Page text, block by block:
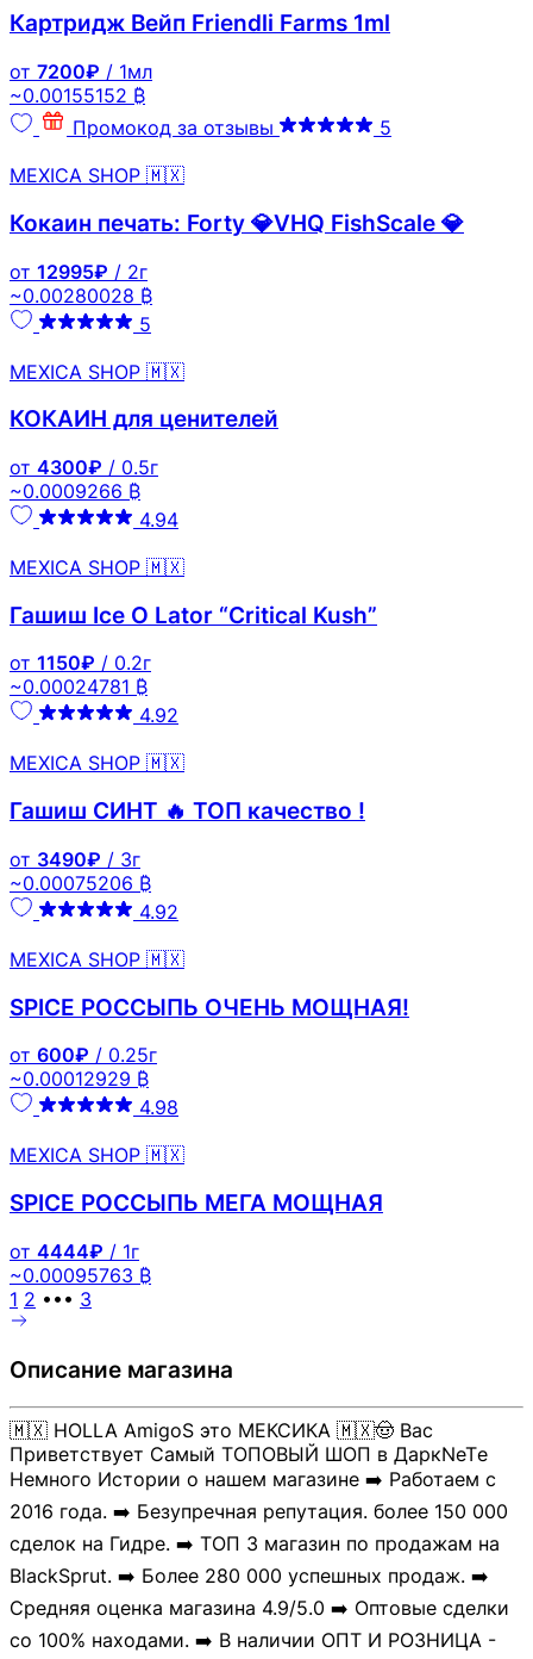
Картридж Вейп Friendli Farms 1ml
от 7200₽ / 1мл
~0.00155152 ₿
Промокод за отзывы
5
MEXICA SHOP 🇲🇽
Кокаин печать: Forty 💎VHQ FishScale 💎
от 12995₽ / 2г
~0.00280028 ₿
5
MEXICA SHOP 🇲🇽
КОКАИН для ценителей
от 4300₽ / 0.5г
~0.0009266 ₿
4.94
MEXICA SHOP 🇲🇽
Гашиш Ice O Lator “Critical Kush”
от 1150₽ / 0.2г
~0.00024781 ₿
4.92
MEXICA SHOP 🇲🇽
Гашиш СИНТ 🔥 ТОП качество !
от 3490₽ / 3г
~0.00075206 ₿
4.92
MEXICA SHOP 🇲🇽
SPICE РОССЫПЬ ОЧЕНЬ МОЩНАЯ!
от 600₽ / 0.25г
~0.00012929 ₿
4.98
MEXICA SHOP 🇲🇽
SPICE РОССЫПЬ МЕГА МОЩНАЯ
от 4444₽ / 1г
~0.00095763 ₿
1 2 ••• 3
Описание магазина
🇲🇽 HOLLA AmigoS это МЕКСИКА 🇲🇽🤠 Вас
Приветствует Самый ТОПОВЫЙ ШОП в ДаркNeTе
Немного Истории о нашем магазине ➡️ Работаем с
2016 года. ➡️ Безупречная репутация. более 150 000
сделок на Гидре. ➡️ ТОП 3 магазин по продажам на
BlackSprut. ➡️ Более 280 000 успешных продаж. ➡️
Средняя оценка магазина 4.9/5.0 ➡️ Оптовые сделки
cо 100% находами. ➡️ В наличии ОПТ И РОЗНИЦА -